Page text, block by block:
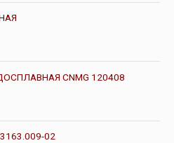
CNMG 120408
02